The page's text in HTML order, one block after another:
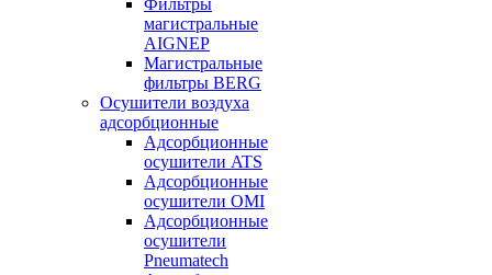
Фильтры
магистральные
AIGNEP
Магистральные
фильтры BERG
Осушители воздуха
адсорбционные
Адсорбционные
осушители ATS
Адсорбционные
осушители OMI
Адсорбционные
осушители
Pneumatech